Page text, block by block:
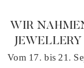
WIR
Vom 17. bis 21.